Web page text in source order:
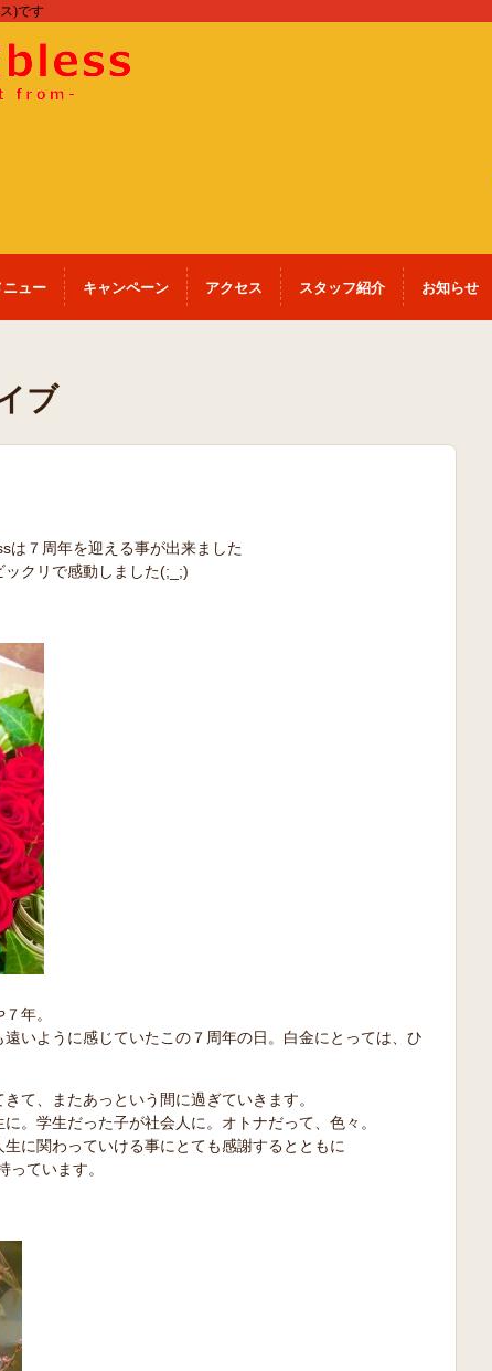
)です
ニュー キャンペーン アクセス スタッフ紹介 お知らせ
ブ
は７周年を迎える事が出来ました
クリで感動しました(;_;)
年。
遠いように感じていたこの７周年の日。白金にとっては、ひ
て、またあっという間に過ぎていきます。
。学生だった子が社会人に。オトナだって、色々。
に関わっていける事にとても感謝するとともに
っています。